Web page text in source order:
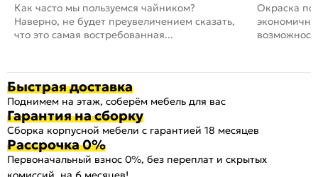
Как часто мы пользуемся чайником?
Наверно, не будет преувеличением сказать,
что это самая востребованная...
Окраска
Быстрая доставка
Поднимем на этаж, соберём мебель для вас
Гарантия на сборку
Сборка корпусной мебели с гарантией 18 месяцев
Рассрочка 0%
Первоначальный взнос 0%, без переплат и скрытых